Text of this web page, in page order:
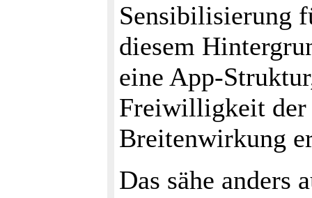
Sensibilisierung
diesem
eine App-
Freiwilligkeit der
Breitenwirkung
Das sähe anders